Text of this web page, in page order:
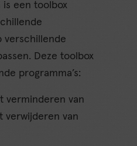
een toolbox
verschillende
Deze toolbox
programma’s:
verminderen van
verwijderen van